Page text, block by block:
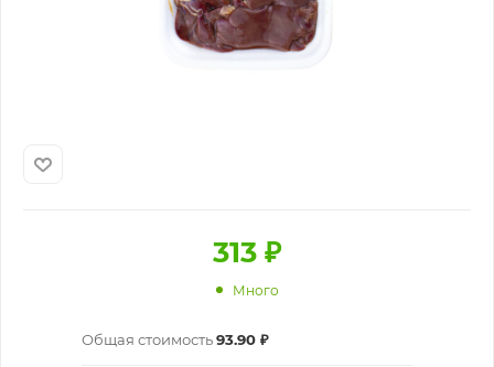
313 ₽
Много
Общая стоимость93.90 ₽